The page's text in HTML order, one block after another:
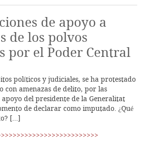
de apoyo a
de los polvos
por el Poder Central
políticos y judiciales, se ha protestado
con amenazas de delito, por las
apoyo del presidente de la Generalitat
de declarar como imputado. ¿Qué
[…]